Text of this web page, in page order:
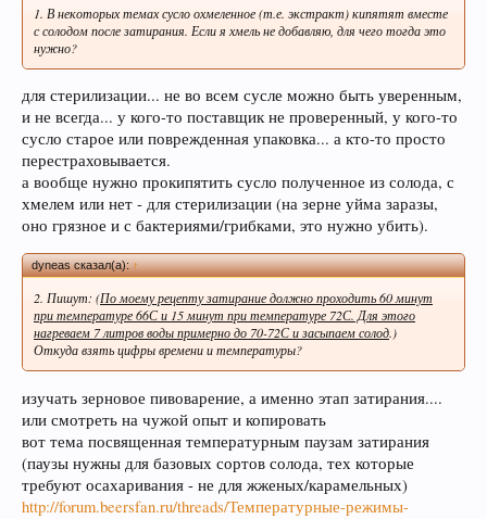
Если Вам нравится наш сайт, форум и
интернет-магазин, пожалуйста, поделитесь
ссылкой в соц сетях и в соц закладках. Тем
самым нас станет больше :) Спасибо!
Любое общение, которое не по-теме ПРОШУ
переносить вчат.
1. В некоторых темах сусло охмеленное (т.е. экстракт) кипятят вместе
с солодом после затирания. Если я хмель не добавляю, для чего тогда это
нужно?
для стерилизации... не во всем сусле можно быть уверенным,
и не всегда... у кого-то поставщик не проверенный, у кого-то
сусло старое или поврежденная упаковка... а кто-то просто
перестраховывается.
а вообще нужно прокипятить сусло полученное из солода, с
хмелем или нет - для стерилизации (на зерне уйма заразы,
оно грязное и с бактериями/грибками, это нужно убить).
dyneas сказал(а):↑
2. Пишут: (По моему рецепту затирание должно проходить 60 минут
при температуре 66С и 15 минут при температуре 72С. Для этого
нагреваем 7 литров воды примерно до 70-72С и засыпаем солод.)
Откуда взять цифры времени и температуры?
изучать зерновое пивоварение, а именно этап затирания....
или смотреть на чужой опыт и копировать
вот тема посвященная температурным паузам затирания
(паузы нужны для базовых сортов солода, тех которые
требуют осахаривания - не для жженых/карамельных)
http://forum.beersfan.ru/threads/Температурные-режимы-